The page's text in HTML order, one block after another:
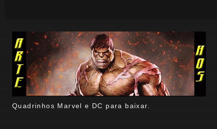
Quadrinhos Marvel e DC para baixar.